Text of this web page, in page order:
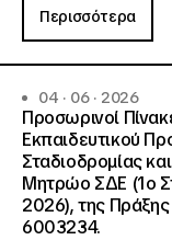
Περισσότερα
04 · 06 · 2026
Προσωρινοί
Εκπαιδευτικού
Σταδιοδρομίας
Μητρώο ΣΔΕ (1ο
2026), της
6003234.